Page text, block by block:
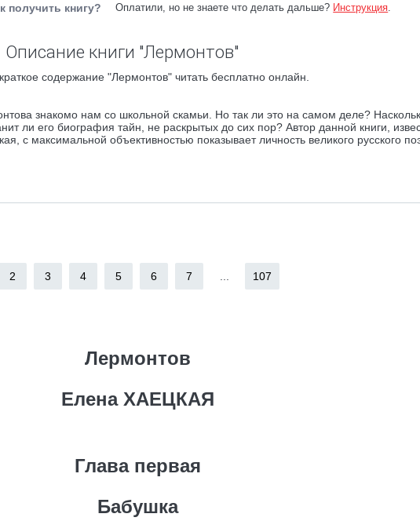
получить книгу? Оплатили, но не знаете что делать дальше? Инструкция.
Описание книги "Лермонтов"
содержание "Лермонтов" читать бесплатно онлайн.
знакомо нам со школьной скамьи. Но так ли это на самом деле?
ли его биография тайн, не раскрытых до сих пор? Автор данной книги,
с максимальной объективностью показывает личность великого русского
2 3 4 5 6 7 107
Лермонтов
Елена ХАЕЦКАЯ
Глава первая
Бабушка